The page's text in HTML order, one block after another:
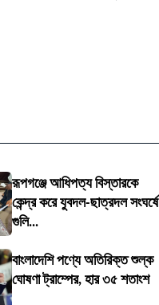
রূপগঞ্জে আধিপত্য বিস্তারকে
কেন্দ্র করে যুবদল-ছাত্রদল সংঘর্ষে
গুলি...
বাংলাদেশি পণ্যে অতিরিক্ত শুল্ক
ঘোষণা ট্রাম্পের, হার ৩৫ শতাংশ